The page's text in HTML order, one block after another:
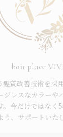
hair place
髪質改善技術を採
ジレスなカラーや
。今だけではなく
、サポートいた